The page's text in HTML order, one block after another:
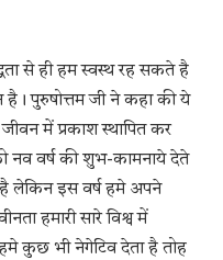
से ही हम स्वस्थ रह सकते है
पुरुषोत्तम जी ने कहा की ये
में प्रकाश स्थापित कर
नव वर्ष की शुभ-कामनाये देते
है लेकिन इस वर्ष हमे अपने
हमारी सारे विश्व में
कुछ भी नेगेटिव देता है तोह